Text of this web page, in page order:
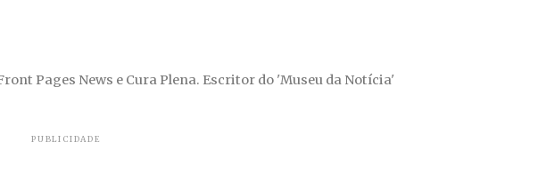
Pages News e Cura Plena. Escritor do 'Museu da Notícia'
PUBLICIDADE